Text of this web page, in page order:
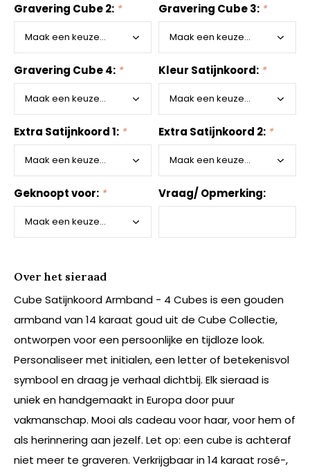
Gravering Cube 2: * Gravering Cube 3: *
Gravering Cube 4: * Kleur Satijnkoord: *
Extra Satijnkoord 1: * Extra Satijnkoord 2: *
Geknoopt voor: * Vraag/ Opmerking:
Over het sieraad
Cube Satijnkoord Armband - 4 Cubes is een gouden
armband van 14 karaat goud uit de Cube Collectie,
ontworpen voor een persoonlijke en tijdloze look.
Personaliseer met initialen, een letter of betekenisvol
symbool en draag je verhaal dichtbij. Elk sieraad is
uniek en handgemaakt in Europa door puur
vakmanschap. Mooi als cadeau voor haar, voor hem of
als herinnering aan jezelf. Let op: een cube is achteraf
niet meer te graveren. Verkrijgbaar in 14 karaat rosé-,